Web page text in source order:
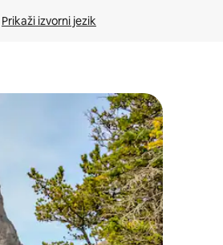
Prikaži izvorni jezik